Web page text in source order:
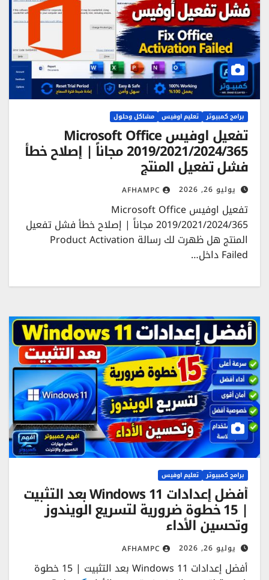
برامج كمبيوتر تعليم اوفيس مشاكل وحلول
تفعيل اوفيس Microsoft Office
2019/2021/2024/365 مجاناً | إصلاح خطأ
فشل تفعيل المنتج
يوليو 26, 2026 AFHAMPC
تفعيل اوفيس Microsoft Office
2019/2021/2024/365 مجاناً | إصلاح خطأ فشل تفعيل
المنتج هل ظهرت لك رسالة Product Activation
Failed داخل…
برامج كمبيوتر تعليم اوفيس
أفضل إعدادات Windows 11 بعد التثبيت
| 15 خطوة ضرورية لتسريع الويندوز
وتحسين الأداء
يوليو 26, 2026 AFHAMPC
أفضل إعدادات Windows 11 بعد التثبيت | 15 خطوة